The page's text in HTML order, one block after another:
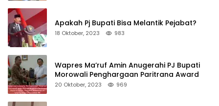
Apakah Pj Bupati Bisa Melantik Pejabat?
18 Oktober, 2023 983
Wapres Ma’ruf Amin Anugerahi PJ Bupati
Morowali Penghargaan Paritrana Award
20 Oktober, 2023 969